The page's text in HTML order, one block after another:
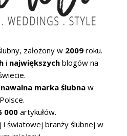
założony w 2009 roku.
i największychblogów na
marka ślubnaw
Polsce.
000artykułów.
światowej branży ślubnej w